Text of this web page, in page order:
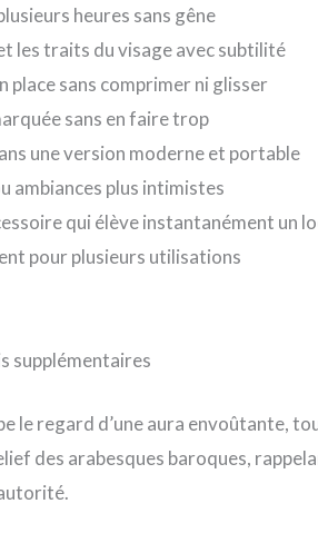
heures sans gêne
les traits du visage avec subtilité
sans comprimer ni glisser
sans en faire trop
une version moderne et portable
ambiances plus intimistes
qui élève instantanément un
pour plusieurs utilisations
supplémentaires
le regard d’une aura envoûtante,
des arabesques baroques,